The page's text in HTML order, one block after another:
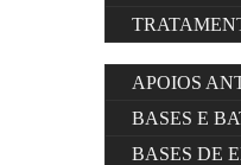
APOIOS
BASES E
BASES DE